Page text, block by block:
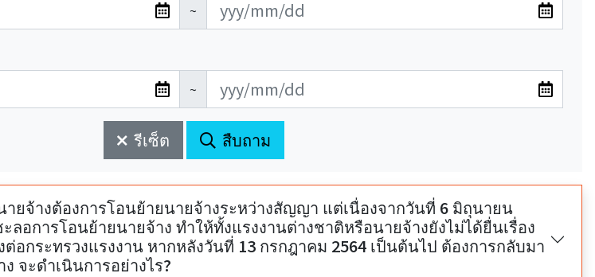
~
~
รีเซ็ต สืบถาม
ยจ้างต้องการโอนย้ายนายจ้างระหว่างสัญญา แต่เนื่องจากวันที่ 6 มิถุนายน
ลอการโอนย้ายนายจ้าง ทำให้ทั้งแรงงานต่างชาติหรือนายจ้างยังไม่ได้ยื่นเรื่อง
อกระทรวงแรงงาน หากหลังวันที่ 13 กรกฎาคม 2564 เป็นต้นไป ต้องการกลับมา
จะดำเนินการอย่างไร?